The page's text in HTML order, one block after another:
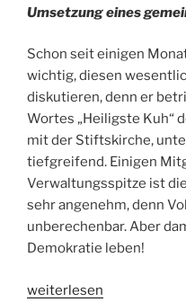
Umsetzung eines
Schon seit einigen
wichtig, diesen
diskutieren, denn er
Wortes „Heiligste Kuh“
mit der Stiftskirche,
tiefgreifend. Einigen
Verwaltungsspitze ist
sehr angenehm, denn
unberechenbar. Aber
Demokratie leben!
„Neues
weiterlesen